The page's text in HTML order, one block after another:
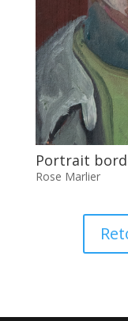
Portrait
Rose Marlier